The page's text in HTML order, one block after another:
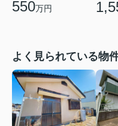
550万円
よく見られている物